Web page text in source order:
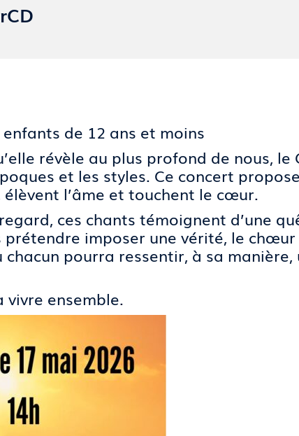
de 12 ans et moins
révèle au plus profond de nous, le
et les styles. Ce concert
l’âme et touchent le cœur.
ces chants témoignent d’une
prétendre imposer une vérité, le
pourra ressentir, à sa
vivre ensemble.